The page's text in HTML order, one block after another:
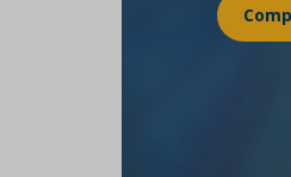
Belleza